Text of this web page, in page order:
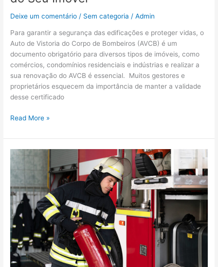
Deixe um comentário / Sem categoria /Admin
Para garantir a segurança das edificações e proteger vidas, o
Auto de Vistoria do Corpo de Bombeiros (AVCB) é um
documento obrigatório para diversos tipos de imóveis, como
comércios, condomínios residenciais e indústrias e realizar a
sua renovação do AVCB é essencial. Muitos gestores e
proprietários esquecem da importância de manter a validade
desse certificado
Read More »
Projeto
Combate
ao
Incêndio:
O
Que
é,
Quem
Pode
Elaborar